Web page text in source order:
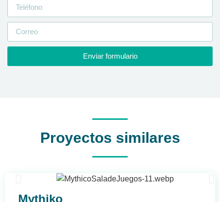
Enviar formulario
Proyectos similares
Mythiko